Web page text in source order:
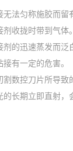
法匀称施胶而留
收拢时带到气体。
的迅速蒸发而泛
有一定的危害。
数控刀片所导
长期立即直射